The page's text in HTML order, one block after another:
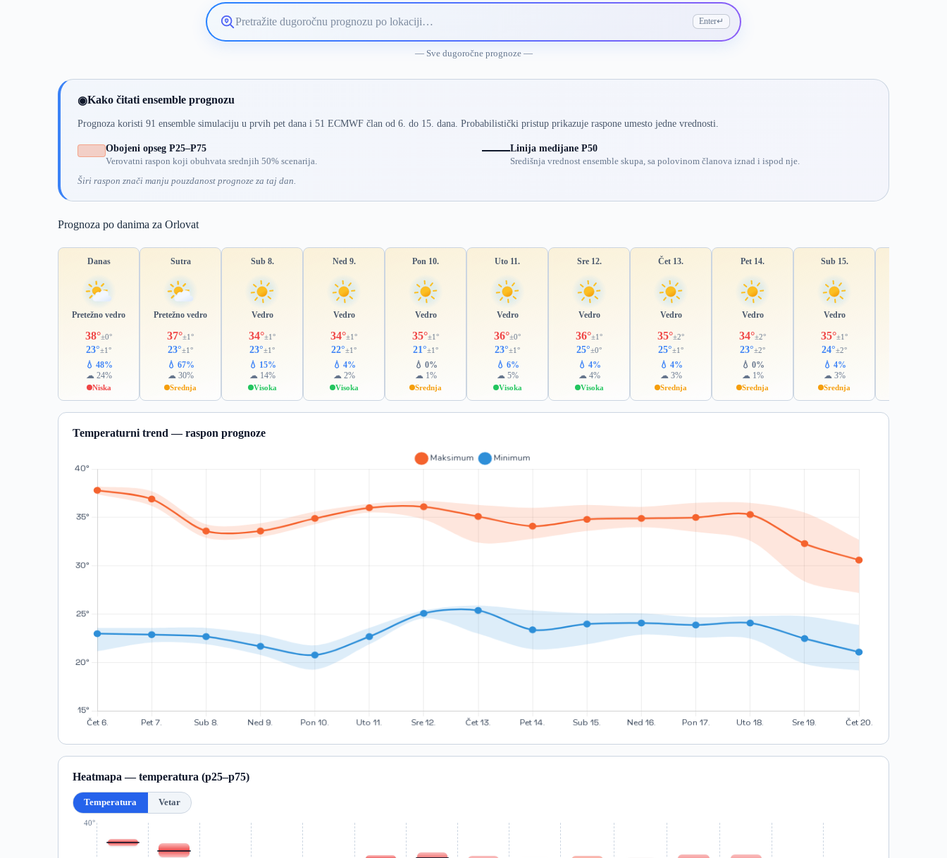
Pretražite
lokaciju
Enter↵
— Sve dugoročne prognoze —
◉Kako čitati ensemble prognozu
Prognoza koristi 91 ensemble simulaciju u prvih pet dana i 51 ECMWF član od 6. do 15. dana. Probabilistički pristup prikazuje raspone umesto jedne vrednosti.
Obojeni opseg P25–P75
Verovatni raspon koji obuhvata srednjih 50% scenarija.
Linija medijane P50
Središnja vrednost ensemble skupa, sa polovinom članova iznad i ispod nje.
Širi raspon znači manju pouzdanost prognoze za taj dan.
Prognoza po danima za Orlovat
Danas
Pretežno vedro
38°±0°
23°±1°
💧 48%
☁ 24%
Niska
Sutra
Pretežno vedro
37°±1°
23°±1°
💧 67%
☁ 30%
Srednja
Sub 8.
Vedro
34°±1°
23°±1°
💧 15%
☁ 14%
Visoka
Ned 9.
Vedro
34°±1°
22°±1°
💧 4%
☁ 2%
Visoka
Pon 10.
Vedro
35°±1°
21°±1°
💧 0%
☁ 1%
Srednja
Uto 11.
Vedro
36°±0°
23°±1°
💧 6%
☁ 5%
Visoka
Sre 12.
Vedro
36°±1°
25°±0°
💧 4%
☁ 4%
Visoka
Čet 13.
Vedro
35°±2°
25°±1°
💧 4%
☁ 3%
Srednja
Pet 14.
Vedro
34°±2°
23°±2°
💧 0%
☁ 1%
Srednja
Sub 15.
Vedro
35°±1°
24°±2°
💧 4%
☁ 3%
Srednja
Temperaturni trend — raspon prognoze
Heatmapa — temperatura (p25–p75)
Temperatura Vetar
40°